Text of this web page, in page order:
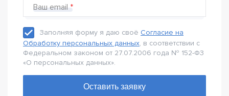
Ваш email
Заполняя форму я даю своё Согласие на
Обработку персональных данных, в соответствии с
Федеральном законом от 27.07.2006 года № 152-Ф3
«О персональных данных».